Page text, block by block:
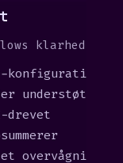
klarhed
konfiguration i
understøtter
drevet
overvågning.